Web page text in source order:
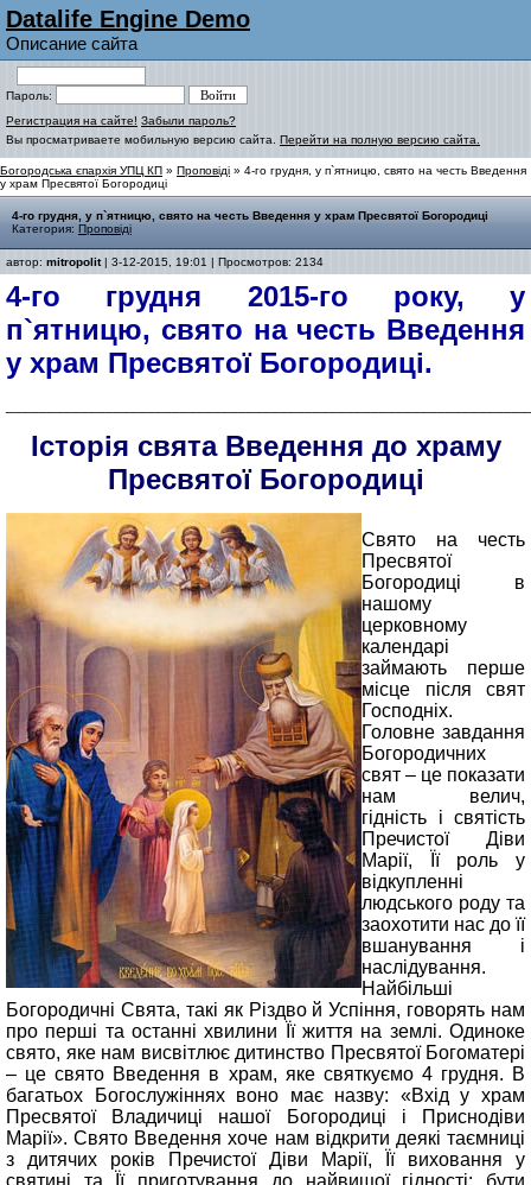
Datalife Engine Demo
Описание сайта
Пароль:
Регистрация на сайте! Забыли пароль?
Вы просматриваете мобильную версию сайта. Перейти на полную версию сайта.
Богородська єпархія УПЦ КП » Проповіді » 4-го грудня, у п`ятницю, свято на честь Введення
у храм Пресвятої Богородиці
4-го грудня, у п`ятницю, свято на честь Введення у храм Пресвятої Богородиці
Категория: Проповіді
автор: mitropolit| 3-12-2015, 19:01 | Просмотров: 2134
4-го грудня 2015-го року, у
п`ятницю, свято на честь Введення
у храм Пресвятої Богородиці.
Історія свята Введення до храму
Пресвятої Богородиці
Свято на честь
Пресвятої
Богородиці в
нашому
церковному
календарі
займають перше
місце після свят
Господніх.
Головне завдання
Богородичних
свят – це показати
нам велич,
гідність і святість
Пречистої Діви
Марії, Її роль у
відкупленні
людського роду та
заохотити нас до її
вшанування і
наслідування.
Найбільші
Богородичні Свята, такі як Різдво й Успіння, говорять нам
про перші та останні хвилини Її життя на землі. Одиноке
свято, яке нам висвітлює дитинство Пресвятої Богоматері
– це свято Введення в храм, яке святкуємо 4 грудня. В
багатьох Богослужіннях воно має назву: «Вхід у храм
Пресвятої Владичиці нашої Богородиці і Приснодіви
Марії». Свято Введення хоче нам відкрити деякі таємниці
з дитячих років Пречистої Діви Марії, Її виховання у
святині та Її приготування до найвищої гідності: бути